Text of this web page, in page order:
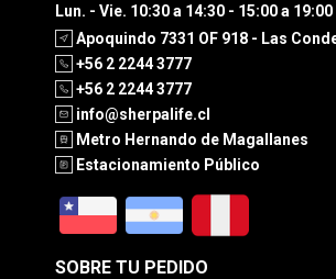
Lun. - Vie. 10:30 a 14:30 - 15:00 a 19:00
Apoquindo 7331 OF 918 - Las
+56 2 2244 3777
+56 2 2244 3777
info@sherpalife.cl
Metro Hernando de Magallanes
Estacionamiento Público
SOBRE TU PEDIDO